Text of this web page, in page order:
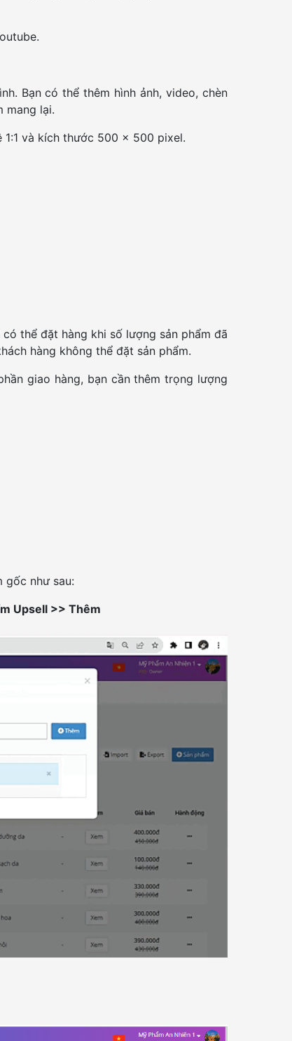
Bạn có thể thêm hình ảnh, video, chèn
mang lại.
1:1 và kích thước 500 x 500 pixel.
thể đặt hàng khi số lượng sản phẩm đã
hàng không thể đặt sản phẩm.
giao hàng, bạn cần thêm trọng lượng
gốc như sau:
Upsell >> Thêm